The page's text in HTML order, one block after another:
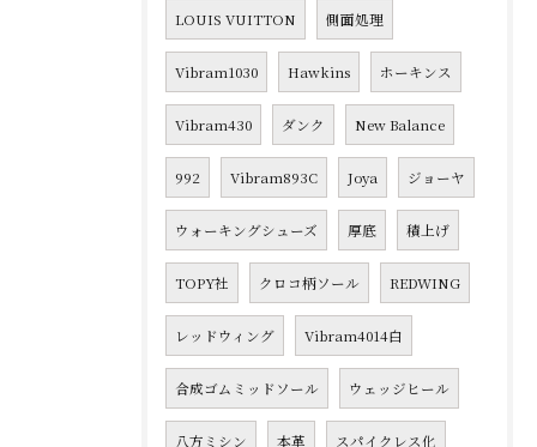
LOUIS VUITTON 側面処理
Vibram1030 Hawkins ホーキンス
Vibram430 ダンク New Balance
992 Vibram893C Joya ジョーヤ
ウォーキングシューズ 厚底 積上げ
TOPY社 クロコ柄ソール REDWING
レッドウィング Vibram4014白
合成ゴムミッドソール ウェッジヒール
八方ミシン 本革 スパイクレス化